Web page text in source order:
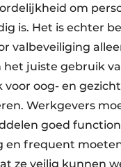
om
is. Het is echter
valbeveiliging
het juiste gebruik
oog- en
Werkgevers
goed
en frequent
ze veilig kunnen